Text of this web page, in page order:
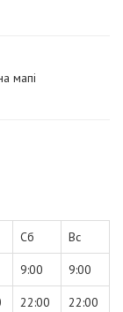
мапі
Сб Вс
9:00 9:00
22:00 22:00